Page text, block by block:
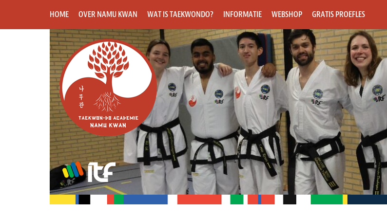
HOME OVER NAMU KWAN WAT IS TAEKWONDO? INFORMATIE WEBSHOP GRATIS PROEFLES